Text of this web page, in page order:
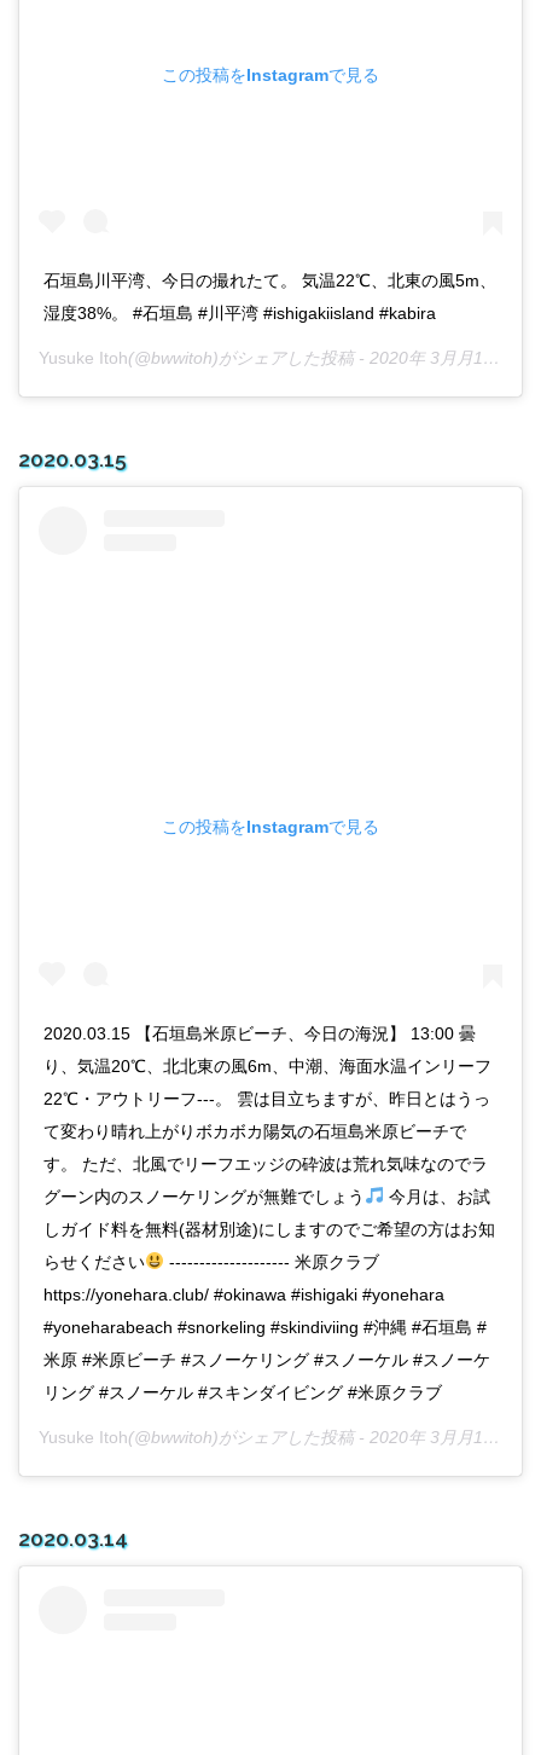
この投稿をInstagramで見る
石垣島川平湾、今日の撮れたて。 気温22℃、北東の風5m、
湿度38%。 #石垣島 #川平湾 #ishigakiisland #kabira
Yusuke Itoh(@bwwitoh)がシェアした投稿 - 2020年 3月月15日午後7時06分PDT
2020.03.15
この投稿をInstagramで見る
2020.03.15 【石垣島米原ビーチ、今日の海況】 13:00 曇
り、気温20℃、北北東の風6m、中潮、海面水温インリーフ
22℃・アウトリーフ---。 雲は目立ちますが、昨日とはうっ
て変わり晴れ上がりボカボカ陽気の石垣島米原ビーチで
す。 ただ、北風でリーフエッジの砕波は荒れ気味なのでラ
グーン内のスノーケリングが無難でしょう
今月は、お試
しガイド料を無料(器材別途)にしますのでご希望の方はお知
らせください
-------------------- 米原クラブ
https://yonehara.club/ #okinawa #ishigaki #yonehara
#yoneharabeach #snorkeling #skindiviing #沖縄 #石垣島 #
米原 #米原ビーチ #スノーケリング #スノーケル #スノーケ
リング #スノーケル #スキンダイビング #米原クラブ
Yusuke Itoh(@bwwitoh)がシェアした投稿 - 2020年 3月月14日午後9時21分PDT
2020.03.14